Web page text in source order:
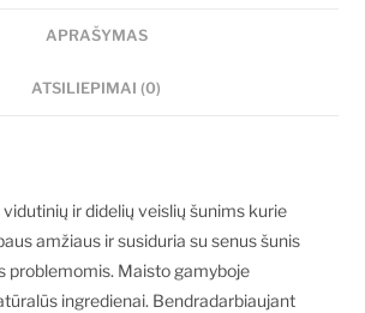
APRAŠYMAS
ATSILIEPIMAI (0)
ir didelių veislių šunims kurie
amžiaus ir susiduria su senus šunis
problemomis. Maisto gamyboje
ingredienai. Bendradarbiaujant